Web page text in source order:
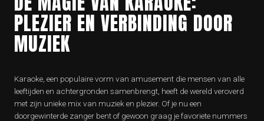
PLEZIER EN VERBINDING DOOR
MUZIEK
Karaoke, een populaire vorm van amusement die mensen van alle
leeftijden en achtergronden samenbrengt, heeft de wereld veroverd
met zijn unieke mix van muziek en plezier. Of je nu een
doorgewinterde zanger bent of gewoon graag je favoriete nummers